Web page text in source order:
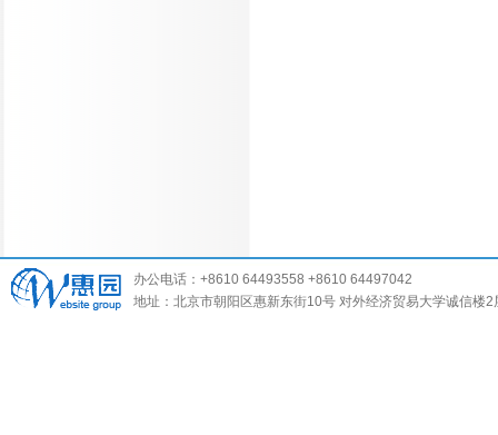
办公电话：+8610 64493558 +8610 64497042
地址：北京市朝阳区惠新东街10号 对外经济贸易大学诚信楼